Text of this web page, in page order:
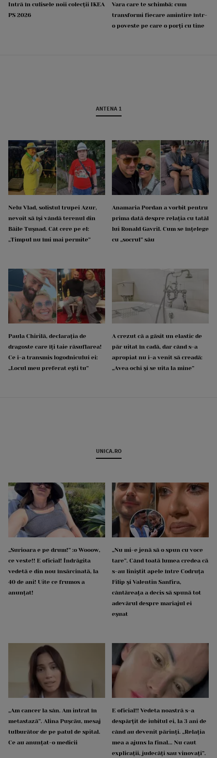
Intră în culisele noii colecții IKEA
PS 2026
Vara care te schimbă: cum
transformi fiecare amintire într-
o poveste pe care o porți cu tine
ANTENA 1
Nelu Vlad, solistul trupei Azur,
nevoit să își vândă terenul din
Băile Tușnad. Cât cere pe el:
„Timpul nu îmi mai permite”
Anamaria Pordan a vorbit pentru
prima dată despre relația cu tatăl
lui Ronald Gavril. Cum se înțelege
cu „socrul” său
Paula Chirilă, declarația de
dragoste care îți taie răsuflarea!
Ce i-a transmis logodnicului ei:
„Locul meu preferat ești tu”
A crezut că a găsit un elastic de
păr uitat în cadă, dar când s-a
apropiat nu i-a venit să creadă:
„Avea ochi și se uita la mine”
UNICA.RO
„Surioara e pe drum!” :o Wooow,
ce veste!! E oficial! Îndrăgita
vedetă e din nou însărcinată, la
40 de ani! Uite ce frumos a
anunțat!
„Nu mi-e jenă să o spun cu voce
tare”. Când toată lumea credea că
s-au liniștit apele între Codruța
Filip și Valentin Sanfira,
cântăreața a decis să spună tot
adevărul despre mariajul ei
eșuat
„Am cancer la sân. Am intrat în
metastază”. Alina Pușcău, mesaj
tulburător de pe patul de spital.
Ce au anunțat-o medicii
E oficial!! Vedeta noastră s-a
despărțit de iubitul ei, la 3 ani de
când au devenit părinți. „Relația
mea a ajuns la final... Nu caut
explicații, judecăți sau vinovați”.